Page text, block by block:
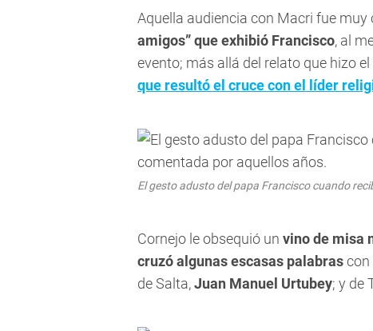
Aquella audiencia con Macri fue muy
amigos” que exhibió Francisco, al
evento; más allá del relato que hizo
que resultó el cruce con el líder
El gesto adusto del papa Francisco cuando
Cornejo le obsequió un vino de misa
cruzó algunas escasas palabrascon
de Salta,Juan Manuel Urtubey; y de